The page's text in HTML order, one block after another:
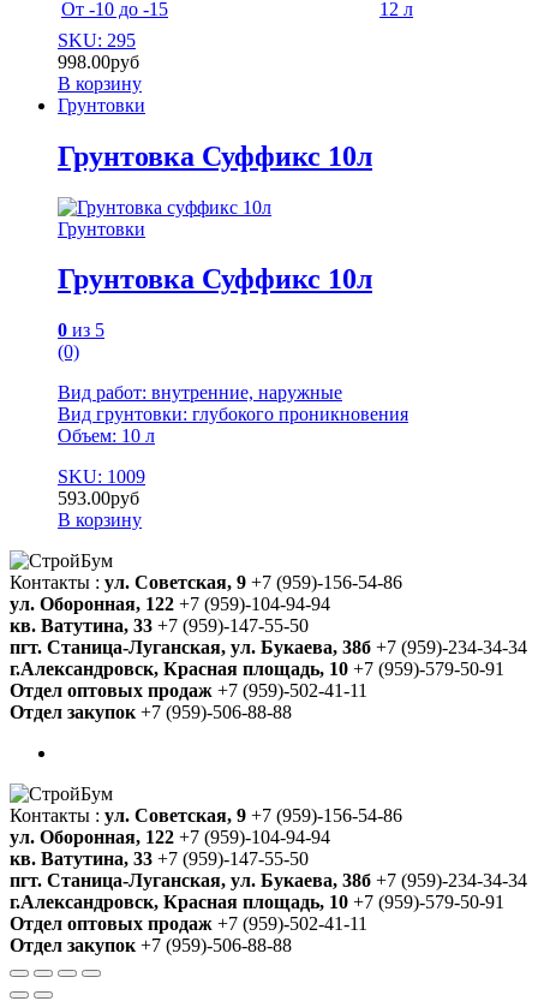
От -10 до -15
12 л
SKU: 295
998.00руб
В корзину
Грунтовки
Грунтовка Суффикс 10л
Грунтовки
Грунтовка Суффикс 10л
0 из 5
(0)
Вид работ: внутренние, наружные
Вид грунтовки: глубокого проникновения
Объем: 10 л
SKU: 1009
593.00руб
В корзину
Контакты : ул. Советская, 9 +7 (959)-156-54-86
ул. Оборонная, 122 +7 (959)-104-94-94
кв. Ватутина, 33 +7 (959)-147-55-50
пгт. Станица-Луганская, ул. Букаева, 38б +7 (959)-234-34-34
г.Александровск, Красная площадь, 10 +7 (959)-579-50-91
Отдел оптовых продаж +7 (959)-502-41-11
Отдел закупок +7 (959)-506-88-88
Контакты : ул. Советская, 9 +7 (959)-156-54-86
ул. Оборонная, 122 +7 (959)-104-94-94
кв. Ватутина, 33 +7 (959)-147-55-50
пгт. Станица-Луганская, ул. Букаева, 38б +7 (959)-234-34-34
г.Александровск, Красная площадь, 10 +7 (959)-579-50-91
Отдел оптовых продаж +7 (959)-502-41-11
Отдел закупок +7 (959)-506-88-88